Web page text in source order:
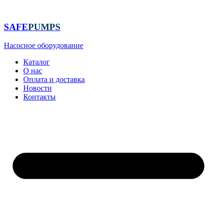
содержимому
SAFEPUMPS
Насосное оборудование
Каталог
О нас
Оплата и доставка
Новости
Контакты